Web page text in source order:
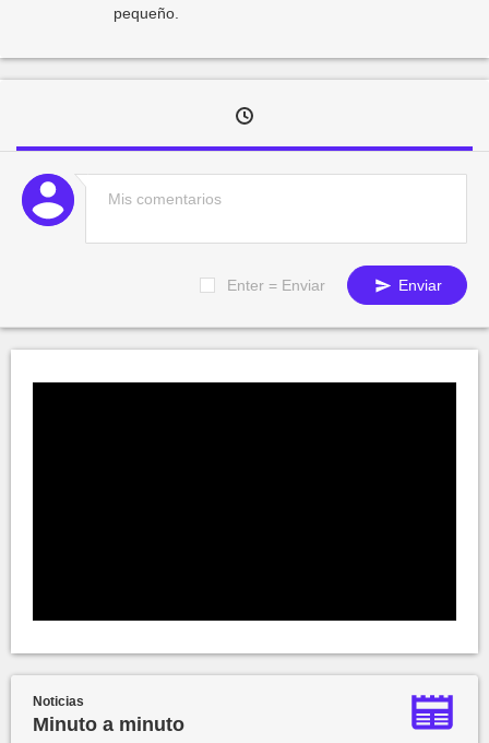
pequeño.
Enter = Enviar Enviar
Noticias
Minuto a minuto